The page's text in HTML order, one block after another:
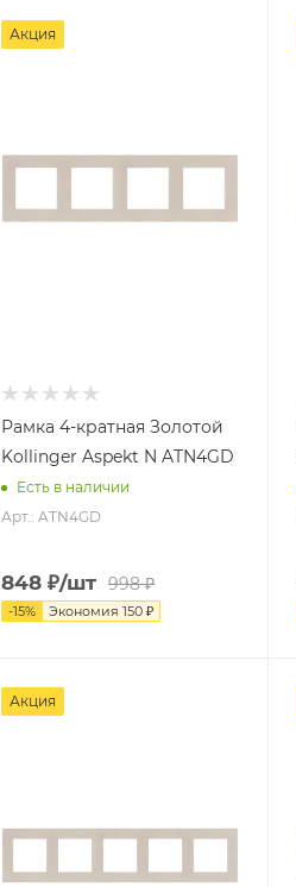
Акция
Рамка 4-кратная Золотой
Kollinger Aspekt N ATN4GD
Есть в наличии
Арт.: ATN4GD
848 ₽/шт 998₽
-15% Экономия150 ₽
Акция